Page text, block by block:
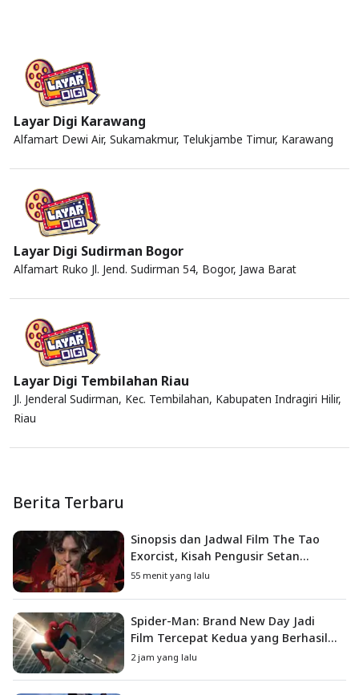
Layar Digi Karawang
Alfamart Dewi Air, Sukamakmur, Telukjambe Timur, Karawang
Layar Digi Sudirman Bogor
Alfamart Ruko Jl. Jend. Sudirman 54, Bogor, Jawa Barat
Layar Digi Tembilahan Riau
Jl. Jenderal Sudirman, Kec. Tembilahan, Kabupaten Indragiri Hilir,
Riau
Berita Terbaru
Sinopsis dan Jadwal Film The Tao
Exorcist, Kisah Pengusir Setan
Melawan Kutukan Mematikan
55 menit yang lalu
Spider-Man: Brand New Day Jadi
Film Tercepat Kedua yang Berhasil
Tembus US$1 Miliar
2 jam yang lalu